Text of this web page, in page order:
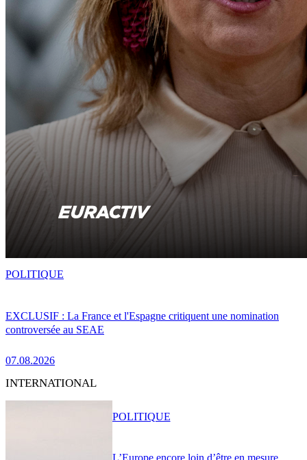
EXCLUSIF : La France et l'Espagne critiquent une nomination
controversée au SEAE
07.08.2026
POLITIQUE
INTERNATIONAL
POLITIQUE